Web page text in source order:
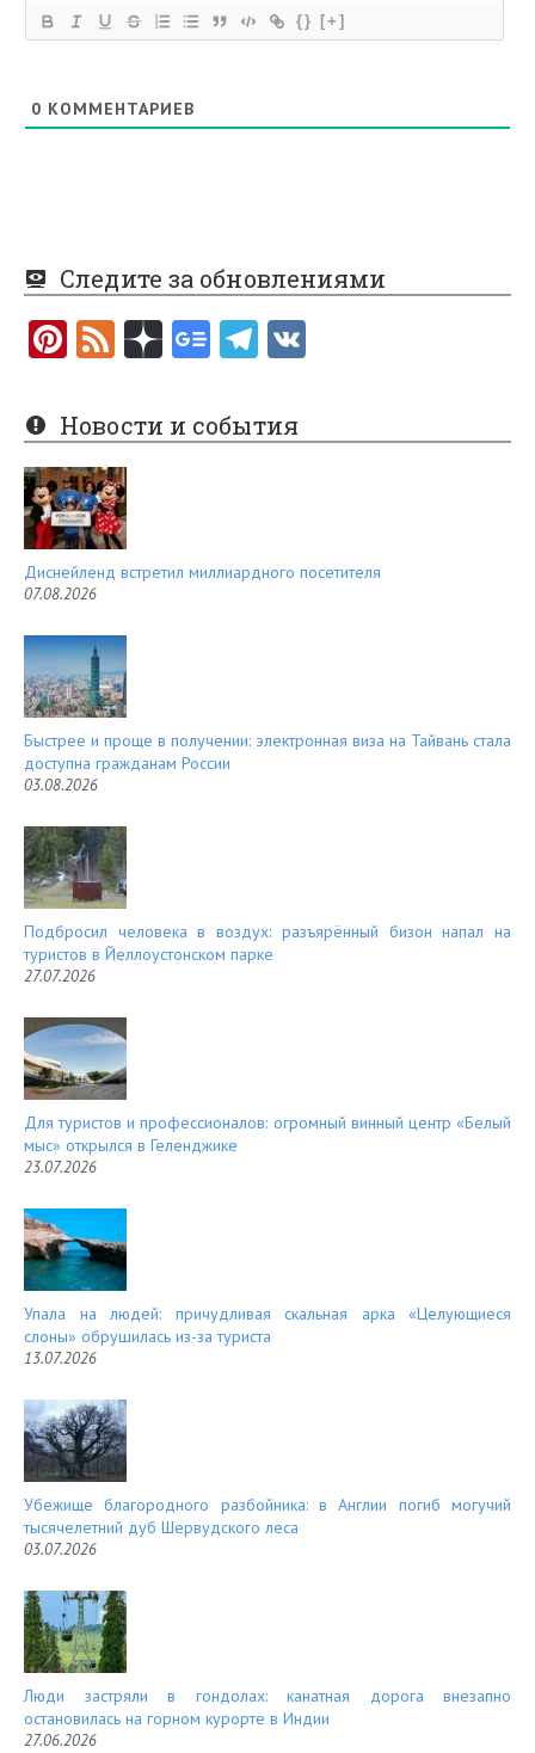
{} [+]
0 КОММЕНТАРИЕВ
Следите за обновлениями
Pi
er
es
t
F
e
d
Новости и события
Диснейленд встретил миллиардного посетителя
07.08.2026
Быстрее и проще в получении: электронная виза на Тайвань стала
доступна гражданам России
03.08.2026
Подбросил человека в воздух: разъярённый бизон напал на
туристов в Йеллоустонском парке
27.07.2026
Для туристов и профессионалов: огромный винный центр «Белый
мыс» открылся в Геленджике
23.07.2026
Упала на людей: причудливая скальная арка «Целующиеся
слоны» обрушилась из-за туриста
13.07.2026
Убежище благородного разбойника: в Англии погиб могучий
тысячелетний дуб Шервудского леса
03.07.2026
Люди застряли в гондолах: канатная дорога внезапно
остановилась на горном курорте в Индии
27.06.2026